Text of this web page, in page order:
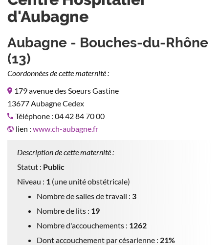
d'Aubagne
Aubagne - Bouches-du-Rhône
(13)
Coordonnées de cette maternité :
179 avenue des Soeurs Gastine
13677 Aubagne Cedex
Téléphone : 04 42 84 70 00
lien : www.ch-aubagne.fr
Description de cette maternité :
Statut : Public
Niveau : 1 (une unité obstétricale)
Nombre de salles de travail : 3
Nombre de lits : 19
Nombre d'accouchements : 1262
Dont accouchement par césarienne : 21%